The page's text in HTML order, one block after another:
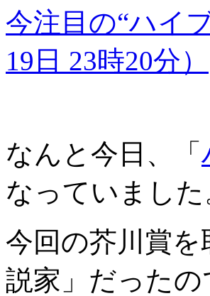
今注目の“ハイ
19日 23時20分）
なんと今日、「
なっていました
今回の芥川賞
説家」だったの